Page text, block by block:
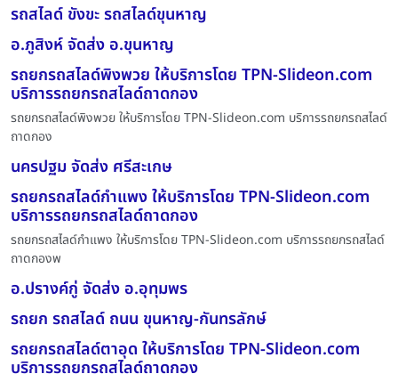
รถสไลด์ ขังขะ รถสไลด์ขุนหาญ
อ.ภูสิงห์ จัดส่ง อ.ขุนหาญ
รถยกรถสไลด์พิงพวย ให้บริการโดย TPN-Slideon.com
บริการรถยกรถสไลด์ถาดกอง
รถยกรถสไลด์พิงพวย ให้บริการโดย TPN-Slideon.com บริการรถยกรถสไลด์
ถาดกอง
นครปฐม จัดส่ง ศรีสะเกษ
รถยกรถสไลด์กำแพง ให้บริการโดย TPN-Slideon.com
บริการรถยกรถสไลด์ถาดกอง
รถยกรถสไลด์กำแพง ให้บริการโดย TPN-Slideon.com บริการรถยกรถสไลด์
ถาดกองพ
อ.ปรางค์กู่ จัดส่ง อ.อุทุมพร
รถยก รถสไลด์ ถนน ขุนหาญ-กันทรลักษ์
รถยกรถสไลด์ตาอุด ให้บริการโดย TPN-Slideon.com
บริการรถยกรถสไลด์ถาดกอง